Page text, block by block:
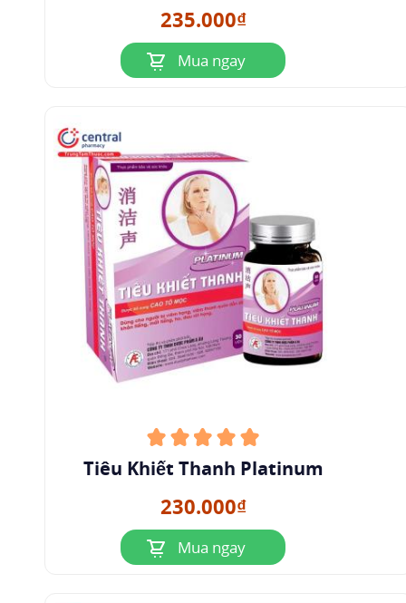
235.000₫
Mua ngay
Tiêu Khiết Thanh Platinum
230.000₫
Mua ngay